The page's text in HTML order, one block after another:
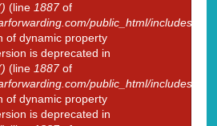
(line 1887of
public_html/includes/
of dynamic property
is deprecated in
(line 1887of
public_html/includes/
of dynamic property
is deprecated in